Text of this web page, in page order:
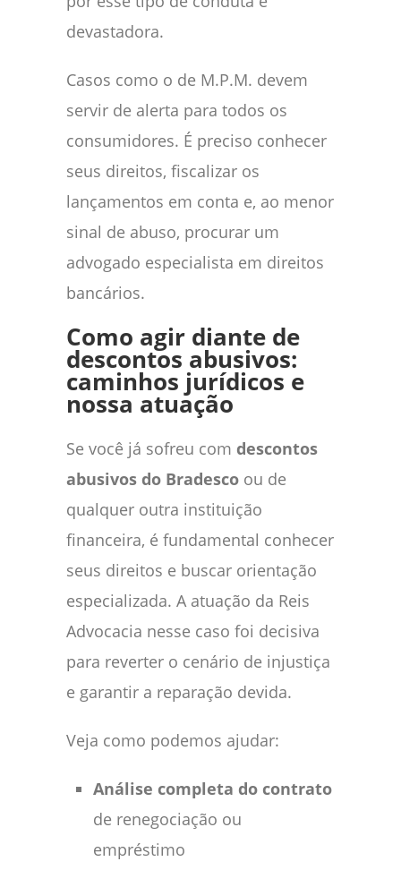
devastadora.
Casos como o de M.P.M. devem
servir de alerta para todos os
consumidores. É preciso conhecer
seus direitos, fiscalizar os
lançamentos em conta e, ao menor
sinal de abuso, procurar um
advogado especialista em direitos
bancários.
Como agir diante de
descontos abusivos:
caminhos jurídicos e
nossa atuação
Se você já sofreu com descontos
abusivos do Bradesco ou de
qualquer outra instituição
financeira, é fundamental conhecer
seus direitos e buscar orientação
especializada. A atuação da Reis
Advocacia nesse caso foi decisiva
para reverter o cenário de injustiça
e garantir a reparação devida.
Veja como podemos ajudar:
Análise completa do contrato
de renegociação ou
empréstimo